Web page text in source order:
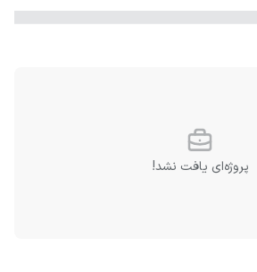
پروژه‌ای یافت نشد!